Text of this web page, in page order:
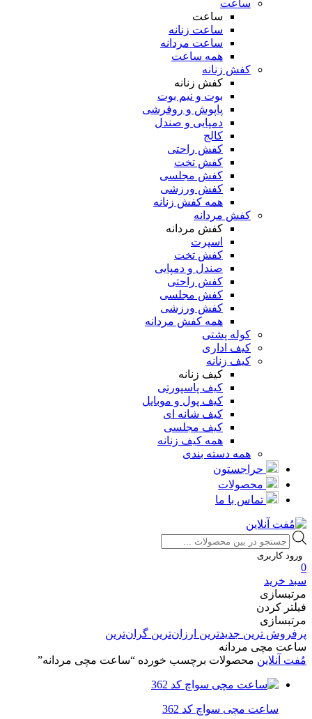
ساعت
ساعت
ساعت زنانه
ساعت مردانه
همه ساعت
کفش زنانه
کفش زنانه
بوت و نیم بوت
پاپوش و روفرشی
دمپایی و صندل
کالج
کفش راحتی
کفش تخت
کفش مجلسی
کفش ورزشی
همه کفش زنانه
کفش مردانه
کفش مردانه
اسپرت
کفش تخت
صندل و دمپایی
کفش راحتی
کفش مجلسی
کفش ورزشی
همه کفش مردانه
کوله پشتی
کیف اداری
کیف زنانه
کیف زنانه
کیف پاسپورتی
کیف پول و موبایل
کیف شانه ای
کیف مجلسی
همه کیف زنانه
همه دسته بندی
حراجستون
محصولات
تماس با ما
Products
search
ورود کاربری
0
سبد خرید
مرتبسازی
فیلتر کردن
مرتبسازی
پرفروش ترین جدیدترین ارزان‌ترین گران‌ترین
ساعت مچی مردانه
مُفت آنلاین محصولات برچسب خورده “ساعت مچی مردانه”
ساعت مچی سواچ کد 362